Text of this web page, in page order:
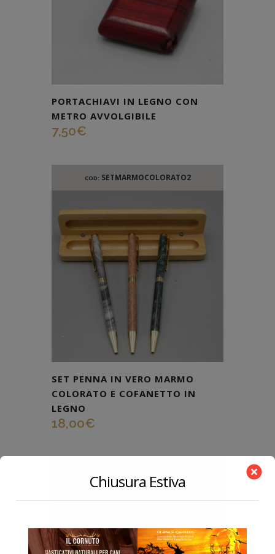
PORTACHIAVI IN LEGNO CON
METRO AVVOLGIBILE
7,50€
COD: SETMARMOCOLORATO2
SET PENNA IN VERO MARMO
COLORATO E COFANETTO IN
LEGNO
18,00€
Chiusura Estiva